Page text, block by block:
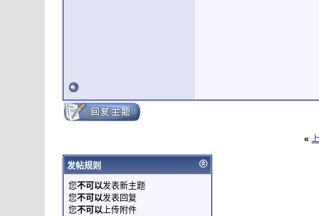
«
发帖规则
您不可以发表新主题
您不可以发表回复
您不可以上传附件